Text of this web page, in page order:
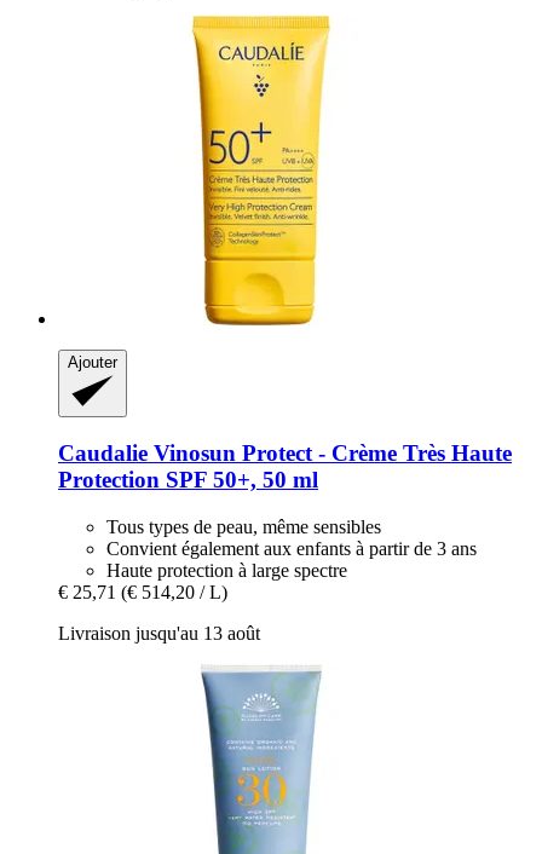
Ajouter
Caudalie Vinosun Protect -​ Crème Très Haute
Protection SPF 50+, 50 ml
Tous types de peau, même sensibles
Convient également aux enfants à partir de 3 ans
Haute protection à large spectre
€ 25,71 (€ 514,20 / L)
Livraison jusqu'au 13 août